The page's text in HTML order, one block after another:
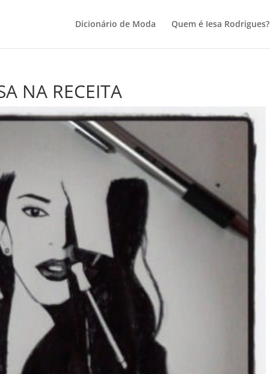
Dicionário de Moda Quem é Iesa Rodrigues?
NA RECEITA